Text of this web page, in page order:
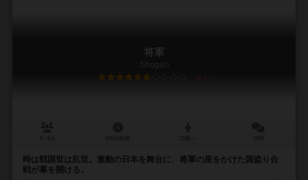
将軍
Shogun
6.3
時は戦国世は乱世。激動の日本を舞台に、将軍の座をかけた国盗り合
戦が幕を開ける。